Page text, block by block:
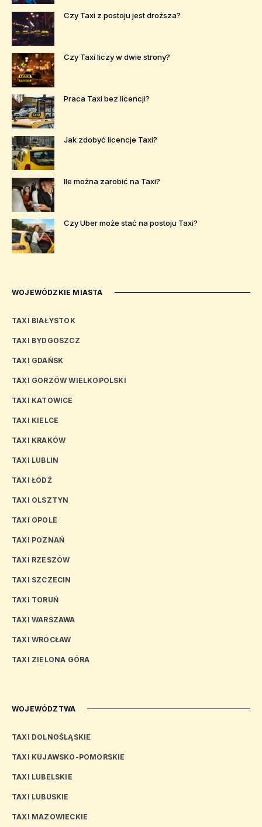
Czy Taxi z postoju jest droższa?
Czy Taxi liczy w dwie strony?
Praca Taxi bez licencji?
Jak zdobyć licencje Taxi?
Ile można zarobić na Taxi?
Czy Uber może stać na postoju Taxi?
WOJEWÓDZKIE MIASTA
TAXI BIAŁYSTOK
TAXI BYDGOSZCZ
TAXI GDAŃSK
TAXI GORZÓW WIELKOPOLSKI
TAXI KATOWICE
TAXI KIELCE
TAXI KRAKÓW
TAXI LUBLIN
TAXI ŁÓDŹ
TAXI OLSZTYN
TAXI OPOLE
TAXI POZNAŃ
TAXI RZESZÓW
TAXI SZCZECIN
TAXI TORUŃ
TAXI WARSZAWA
TAXI WROCŁAW
TAXI ZIELONA GÓRA
WOJEWÓDZTWA
TAXI DOLNOŚLĄSKIE
TAXI KUJAWSKO-POMORSKIE
TAXI LUBELSKIE
TAXI LUBUSKIE
TAXI MAZOWIECKIE